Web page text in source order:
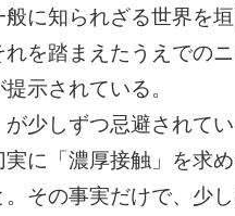
に知られざる世界を
を踏まえたうえでの
示されている。
が少しずつ忌避されて
に「濃厚接触」を求
。その事実だけで、少